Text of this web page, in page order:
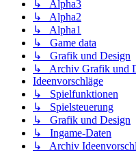
↳ Alpha3
↳ Alpha2
↳ Alpha1
↳ Game data
↳ Grafik und Design
↳ Archiv Grafik und
Ideenvorschläge
↳ Spielfunktionen
↳ Spielsteuerung
↳ Grafik und Design
↳ Ingame-Daten
↳ Archiv